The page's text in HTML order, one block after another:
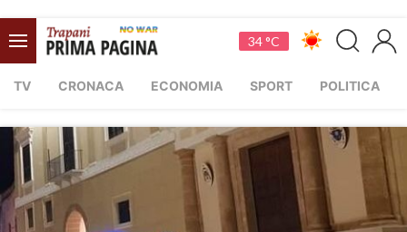
34 °C
TV CRONACA ECONOMIA SPORT POLITICA